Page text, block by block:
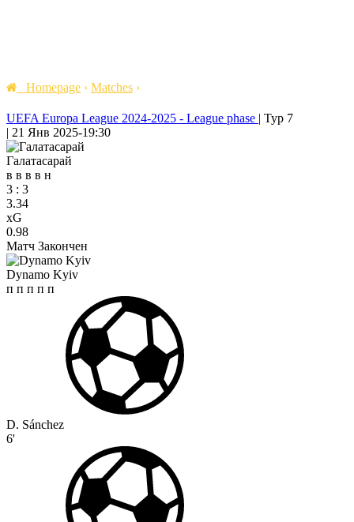
Homepage › Matches ›
UEFA Europa League 2024-2025 - League phase | Тур 7
| 21 Янв 2025-19:30
Галатасарай
в в в в н
3 : 3
3.34
xG
0.98
Матч Закончен
Dynamo Kyiv
п п п п п
D. Sánchez
6'